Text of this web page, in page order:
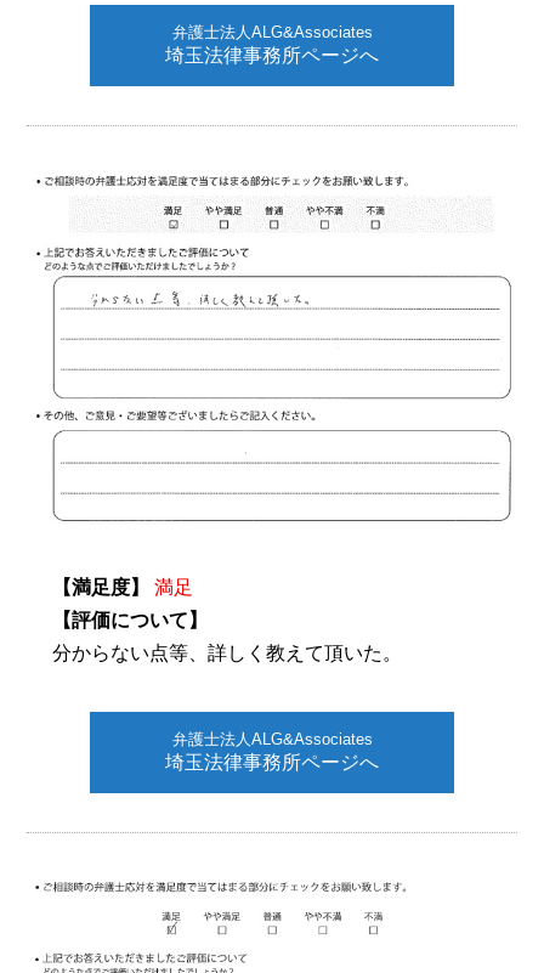
弁護士法人ALG&Associates
埼玉法律事務所ページへ
【満足度】
満足
【評価について】
分からない点等、詳しく教えて頂いた。
弁護士法人ALG&Associates
埼玉法律事務所ページへ